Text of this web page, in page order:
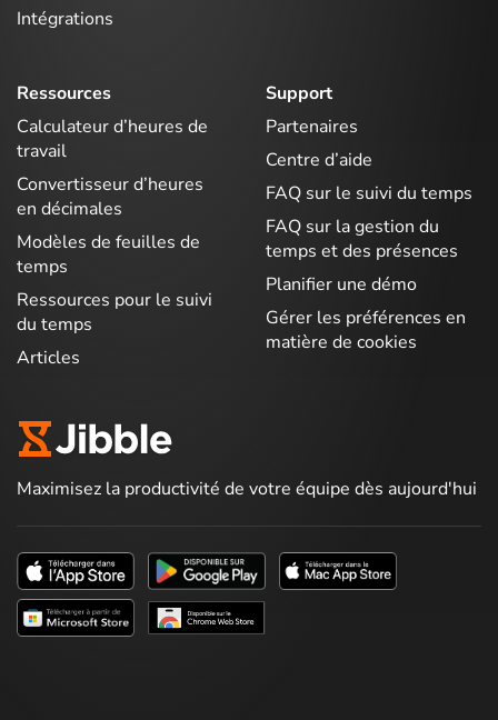
Intégrations
Ressources
Calculateur d’heures de
travail
Convertisseur d’heures
en décimales
Modèles de feuilles de
temps
Ressources pour le suivi
du temps
Articles
Support
Partenaires
Centre d’aide
FAQ sur le suivi du temps
FAQ sur la gestion du
temps et des présences
Planifier une démo
Gérer les préférences en
matière de cookies
Maximisez la productivité de votre équipe dès aujourd'hui